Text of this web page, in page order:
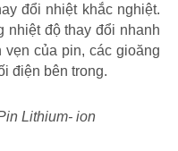
đổi nhiệt khắc nghiệt.
nhiệt độ thay đổi nhanh
của pin, các gioăng
điện bên trong.
Lithium- ion